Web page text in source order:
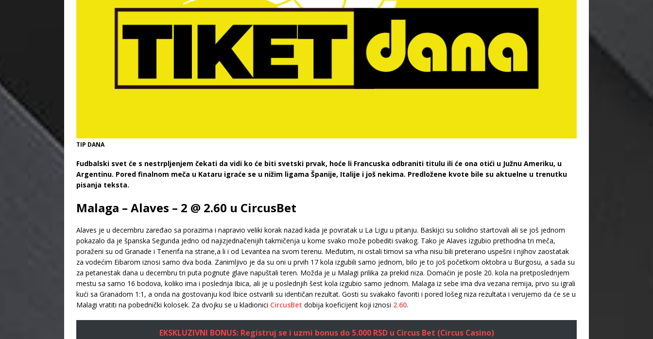
TIP DANA
Fudbalski svet će s nestrpljenjem čekati da vidi ko će biti svetski prvak, hoće li Francuska odbraniti titulu ili će ona otići u Južnu Ameriku, u
Argentinu. Pored finalnom meča u Kataru igraće se u nižim ligama Španije, Italije i još nekima. Predložene kvote bile su aktuelne u trenutku
pisanja teksta.
Malaga – Alaves – 2 @ 2.60 u CircusBet
Alaves je u decembru zaređao sa porazima i napravio veliki korak nazad kada je povratak u La Ligu u pitanju. Baskijci su solidno startovali ali se još jednom
pokazalo da je španska Segunda jedno od najizjednačenijih takmičenja u kome svako može pobediti svakog. Tako je Alaves izgubio prethodna tri meča,
poraženi su od Granade i Tenerifa na strane,a li i od Levantea na svom terenu. Međutim, ni ostali timovi sa vrha nisu bili preterano uspešni i njihov zaostatak
za vodećim Eibarom iznosi samo dva boda. Zanimljivo je da su oni u prvih 17 kola izgubili samo jednom, bilo je to još početkom oktobra u Burgosu, a sada su
za petanestak dana u decembru tri puta pognute glave napuštali teren. Možda je u Malagi prilika za prekid niza. Domaćin je posle 20. kola na pretposlednjem
mestu sa samo 16 bodova, koliko ima i poslednja Ibica, ali je u poslednjih šest kola izgubio samo jednom. Malaga iz sebe ima dva vezana remija, prvo su igrali
kući sa Granadom 1:1, a onda na gostovanju kod Ibice ostvarili su identičan rezultat. Gosti su svakako favoriti i pored lošeg niza rezultata i verujemo da će se u
Malagi vratiti na pobednički kolosek. Za dvojku se u kladionici CircusBet dobija koeficijent koji iznosi 2.60.
EKSKLUZIVNI BONUS: Registruj se i uzmi bonus do 5.000 RSD u Circus Bet (Circus Casino)